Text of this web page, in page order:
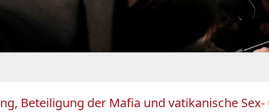
Beteiligung der Mafia und vatikanische